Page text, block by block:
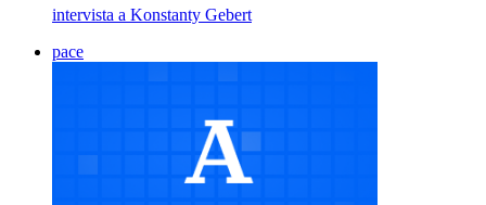
intervista a Konstanty Gebert
pace